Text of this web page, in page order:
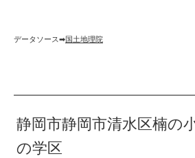
データソース➡︎国土地理院
静岡市静岡市清水区楠の
の学区